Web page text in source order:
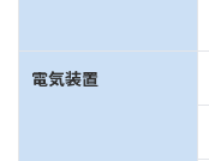
電気装置